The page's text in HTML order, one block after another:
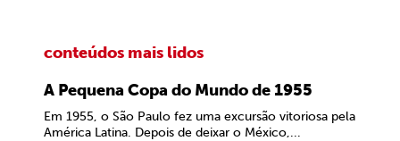
conteúdos mais lidos
A Pequena Copa do Mundo de 1955
Em 1955, o São Paulo fez uma excursão vitoriosa pela
América Latina. Depois de deixar o México,...